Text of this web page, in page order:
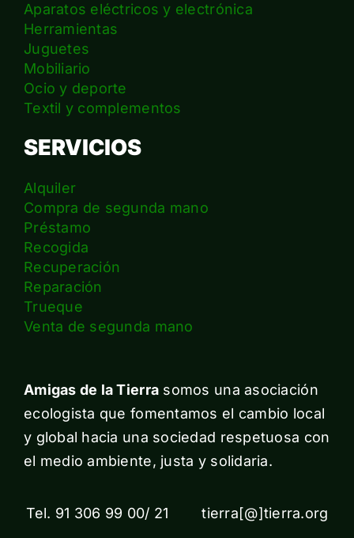
Aparatos eléctricos y electrónica
Herramientas
Juguetes
Mobiliario
Ocio y deporte
Textil y complementos
SERVICIOS
Alquiler
Compra de segunda mano
Préstamo
Recogida
Recuperación
Reparación
Trueque
Venta de segunda mano
Amigas de la Tierra somos una asociación
ecologista que fomentamos el cambio local
y global hacia una sociedad respetuosa con
el medio ambiente, justa y solidaria.
Tel. 91 306 99 00/ 21 tierra[@]tierra.org